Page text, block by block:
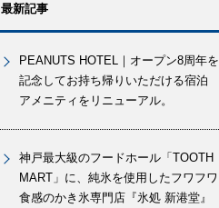
最新記事
PEANUTS HOTEL｜オープン8周年を
記念してお持ち帰りいただける宿泊
アメニティをリニューアル。
神戸最大級のフードホール「TOOTH
MART」に、純氷を使用したフワフワ
食感のかき氷専門店『氷処 新港堂』